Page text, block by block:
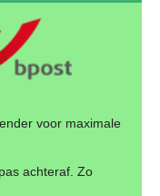
voor maximale
achteraf. Zo